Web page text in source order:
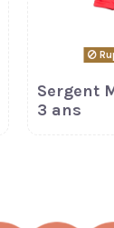
Sergent
3 ans